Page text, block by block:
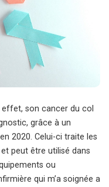
effet, son cancer du col
grâce à un
2020. Celui-ci traite les
peut être utilisé dans
ou
qui m’a soignée a